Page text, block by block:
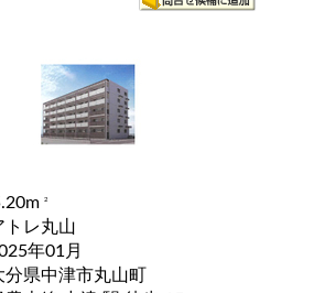
2
トレ丸山
年01月
分県中津市丸山町